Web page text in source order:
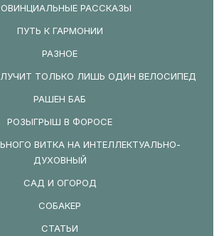
РАССКАЗЫ
ПУТЬ К ГАРМОНИИ
РАЗНОЕ
ТОЛЬКО ЛИШЬ ОДИН ВЕЛОСИПЕД
РАШЕН БАБ
РОЗЫГРЫШ В ФОРОСЕ
ВИТКА НА ИНТЕЛЛЕКТУАЛЬНО-
ДУХОВНЫЙ
САД И ОГОРОД
СОБАКЕР
СТАТЬИ